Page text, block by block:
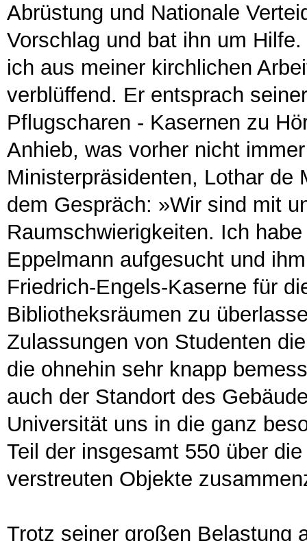
Abrüstung und Nationale
Vorschlag und bat ihn um
ich aus meiner kirchlichen
verblüffend. Er entsprach
Pflugscharen - Kasernen zu
Anhieb, was vorher nicht
Ministerpräsidenten, Lothar de
dem Gespräch: »Wir sind mit
Raumschwierigkeiten. Ich
Eppelmann aufgesucht und
Friedrich-Engels-Kaserne für
Bibliotheksräumen zu
Zulassungen von Studenten
die ohnehin sehr knapp
auch der Standort des
Universität uns in die ganz
Teil der insgesamt 550 über
verstreuten Objekte
Trotz seiner großen Belastung